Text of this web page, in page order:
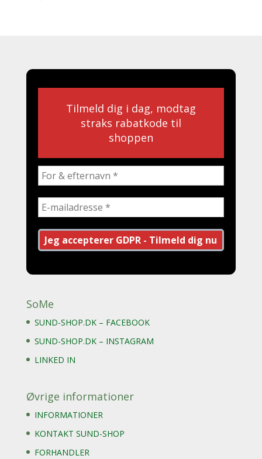
Tilmeld dig i dag, modtag
straks rabatkode til
shoppen
SoMe
SUND-SHOP.DK – FACEBOOK
SUND-SHOP.DK – INSTAGRAM
LINKED IN
Øvrige informationer
INFORMATIONER
KONTAKT SUND-SHOP
FORHANDLER